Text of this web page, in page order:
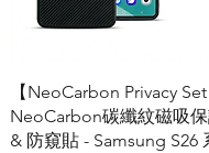
快速瀏覽
【NeoCarbon Privacy
NeoCarbon碳纖紋磁吸
& 防窺貼 - Samsung S26